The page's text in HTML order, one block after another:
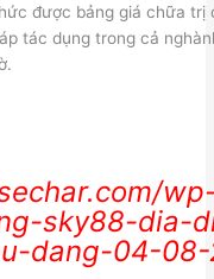
được bảng giá chữa trị
tác dụng trong cả
sky88-dia-
dang-04-